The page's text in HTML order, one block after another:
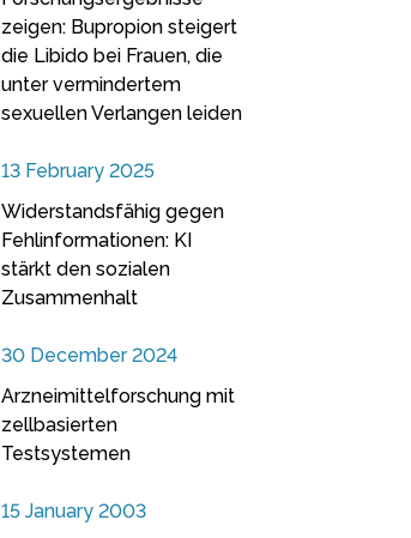
zeigen: Bupropion steigert
die Libido bei Frauen, die
unter vermindertem
sexuellen Verlangen leiden
13 February 2025
Widerstandsfähig gegen
Fehlinformationen: KI
stärkt den sozialen
Zusammenhalt
30 December 2024
Arzneimittelforschung mit
zellbasierten
Testsystemen
15 January 2003